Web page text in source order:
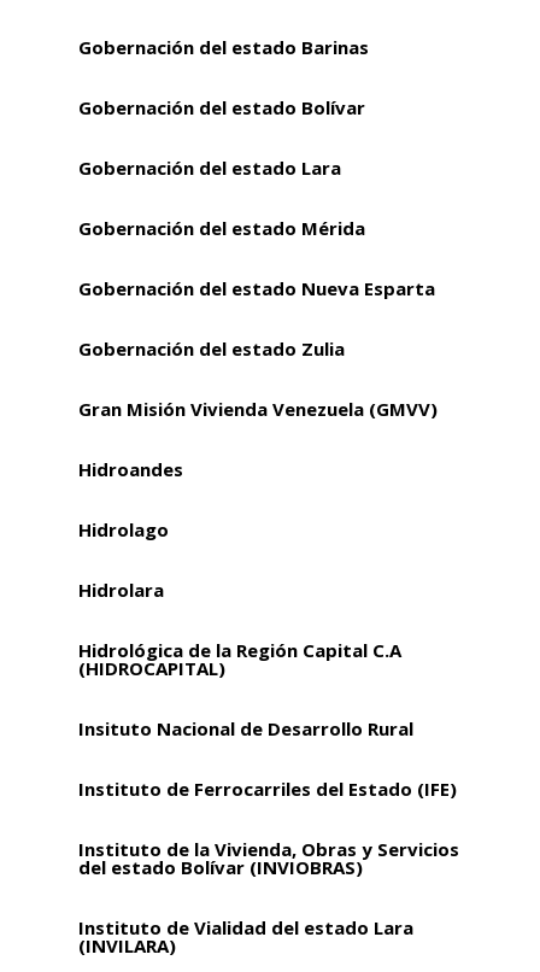
Gobernación del estado Barinas
Gobernación del estado Bolívar
Gobernación del estado Lara
Gobernación del estado Mérida
Gobernación del estado Nueva Esparta
Gobernación del estado Zulia
Gran Misión Vivienda Venezuela (GMVV)
Hidroandes
Hidrolago
Hidrolara
Hidrológica de la Región Capital C.A
(HIDROCAPITAL)
Insituto Nacional de Desarrollo Rural
Instituto de Ferrocarriles del Estado (IFE)
Instituto de la Vivienda, Obras y Servicios
del estado Bolívar (INVIOBRAS)
Instituto de Vialidad del estado Lara
(INVILARA)